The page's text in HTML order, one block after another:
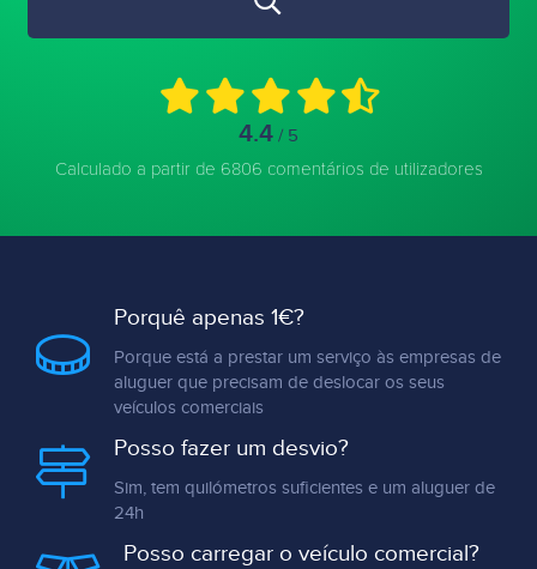
4.4 / 5
Calculado a partir de 6806 comentários de utilizadores
Porquê apenas 1€?
Porque está a prestar um serviço às empresas de
aluguer que precisam de deslocar os seus
veículos comerciais
Posso fazer um desvio?
Sim, tem quilómetros suficientes e um aluguer de
24h
Posso carregar o veículo comercial?